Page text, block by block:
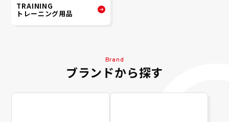
TRAINING
トレーニング用品
Brand
ブランドから探す